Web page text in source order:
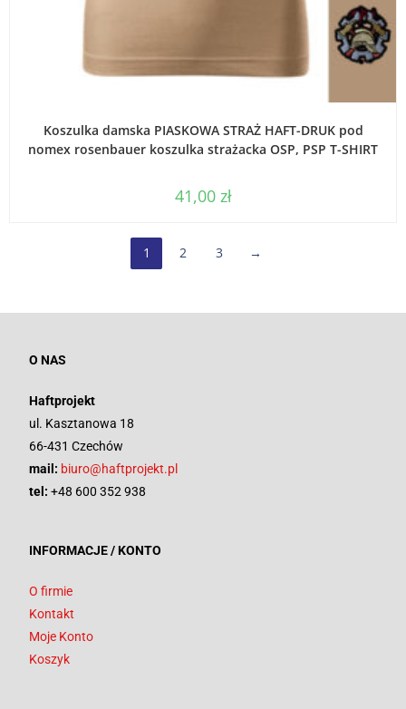
Koszulka damska PIASKOWA STRAŻ HAFT-DRUK pod
nomex rosenbauer koszulka strażacka OSP, PSP T-SHIRT
41,00 zł
1 2 3 →
O NAS
Haftprojekt
ul. Kasztanowa 18
66-431 Czechów
mail: biuro@haftprojekt.pl
tel: +48 600 352 938
INFORMACJE / KONTO
O firmie
Kontakt
Moje Konto
Koszyk